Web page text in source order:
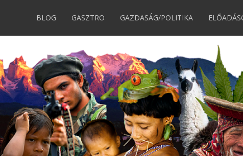
BLOG GASZTRO GAZDASÁG/POLITIKA